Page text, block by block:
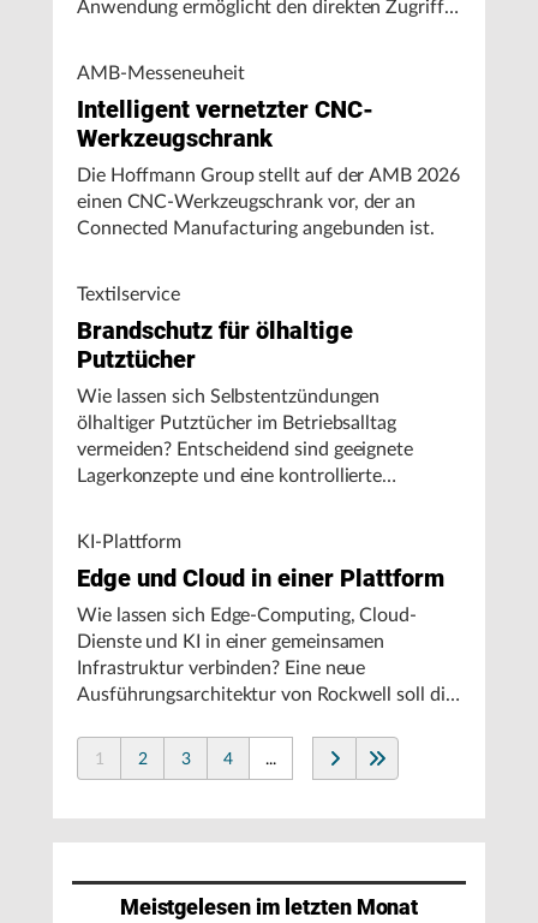
Anwendung ermöglicht den direkten Zugriff
Energieverbrauch.
AMB-Messeneuheit
Intelligent vernetzter CNC-
Werkzeugschrank
Die Hoffmann Group stellt auf der AMB 2026
einen CNC-Werkzeugschrank vor, der an
Connected Manufacturing angebunden ist.
Textilservice
Brandschutz für ölhaltige
Putztücher
Wie lassen sich Selbstentzündungen
ölhaltiger Putztücher im Betriebsalltag
vermeiden? Entscheidend sind geeignete
Lagerkonzepte und eine kontrollierte
KI-Plattform
Edge und Cloud in einer Plattform
Wie lassen sich Edge-Computing, Cloud-
Dienste und KI in einer gemeinsamen
Infrastruktur verbinden? Eine neue
Ausführungsarchitektur von Rockwell soll die
vereinfachen und den autonomen
Fertigungsbetrieb unterstützen.
1 2 3 4 ...
Meistgelesen im letzten Monat